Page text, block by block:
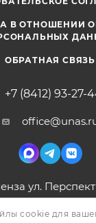
В ОТНОШЕНИИ
ОБРАТНАЯ СВЯЗЬ
+7 (8412) 93-27-
ул.
cookie для